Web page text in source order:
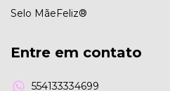
Selo MãeFeliz®
Entre em contato
554133334699